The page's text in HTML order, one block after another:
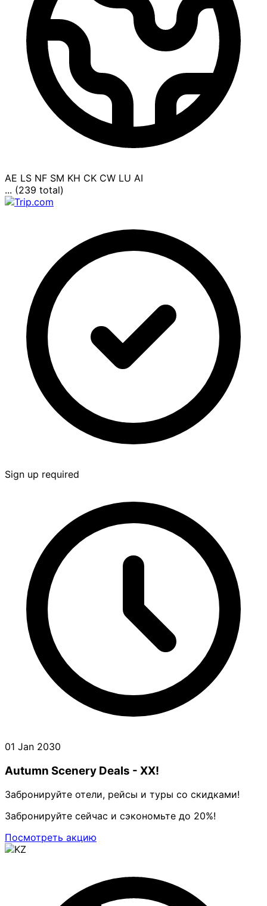
AE LS NF SM KH CK CW LU AI
... (239 total)
Sign up required
01 Jan 2030
Autumn Scenery Deals - XX!
Забронируйте отели, рейсы и туры со скидками!
Забронируйте сейчас и сэкономьте до 20%!
Посмотреть акцию